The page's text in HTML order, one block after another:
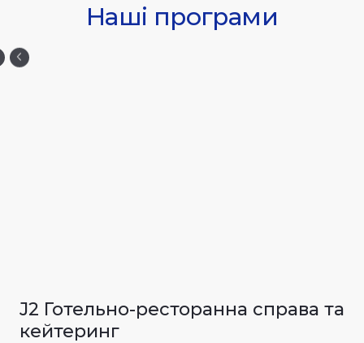
Наші програми
J2 Готельно-ресторанна справа та
кейтеринг